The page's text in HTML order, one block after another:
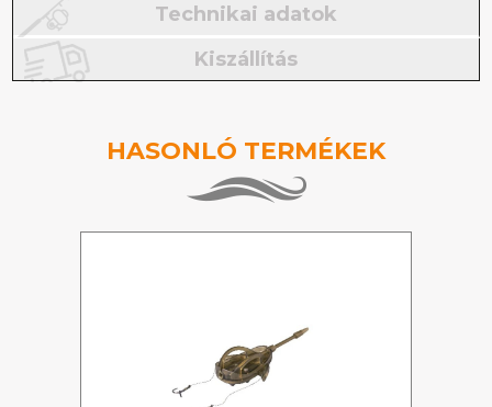
Technikai adatok
Kiszállítás
HASONLÓ TERMÉKEK